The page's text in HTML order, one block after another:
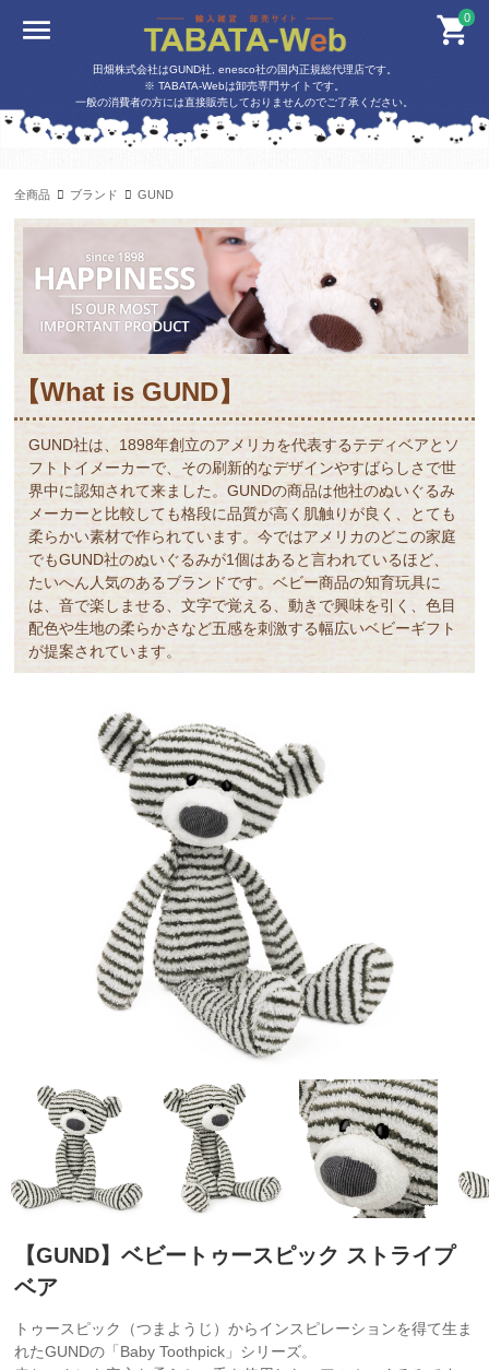
0
田畑株式会社はGUND社, enesco社の国内正規総代理店です。
※ TABATA-Webは卸売専門サイトです。
一般の消費者の方には直接販売しておりませんのでご了承ください。
全商品 ブランド GUND
【What is GUND】
GUND社は、1898年創立のアメリカを代表するテディベアとソ
フトトイメーカーで、その刷新的なデザインやすばらしさで世
界中に認知されて来ました。GUNDの商品は他社のぬいぐるみ
メーカーと比較しても格段に品質が高く肌触りが良く、とても
柔らかい素材で作られています。今ではアメリカのどこの家庭
でもGUND社のぬいぐるみが1個はあると言われているほど、
たいへん人気のあるブランドです。ベビー商品の知育玩具に
は、音で楽しませる、文字で覚える、動きで興味を引く、色目
配色や生地の柔らかさなど五感を刺激する幅広いベビーギフト
が提案されています。
【GUND】ベビートゥースピック ストライプ
ベア
トゥースピック（つまようじ）からインスピレーションを得て生ま
れたGUNDの「Baby Toothpick」シリーズ。